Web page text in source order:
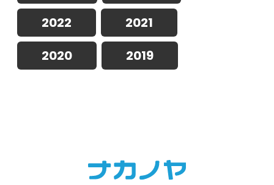
2022
2021
2020
2019